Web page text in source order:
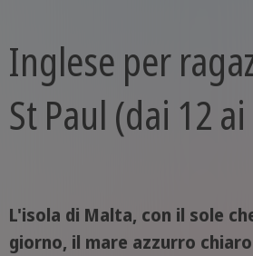
Inglese per
St Paul (dai 12
L'isola di Malta, con il sole
giorno, il mare azzurro